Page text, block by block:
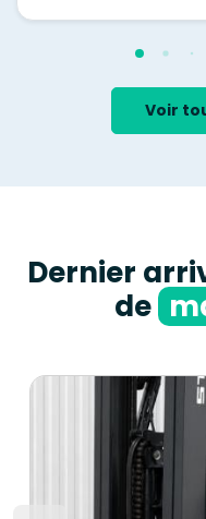
Voir
Dernier
de